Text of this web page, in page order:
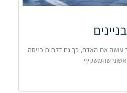
עושה את האדם, כך גם דלתות כניסה
שהמשקיף